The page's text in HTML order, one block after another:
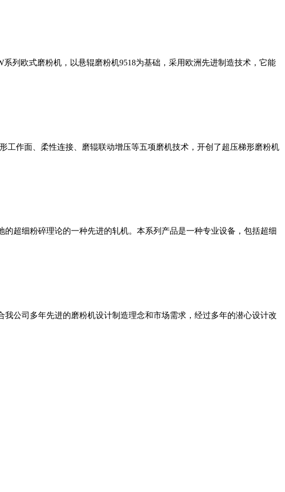
列欧式磨粉机，以悬辊磨粉机9518为基础，采用欧洲先进制造技术，它能
作面、柔性连接、磨辊联动增压等五项磨机技术，开创了超压梯形磨粉机
超细粉碎理论的一种先进的轧机。本系列产品是一种专业设备，包括超细
公司多年先进的磨粉机设计制造理念和市场需求，经过多年的潜心设计改